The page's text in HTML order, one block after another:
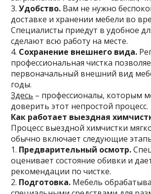
3.Удобство. Вам не нужно
доставке и хранении мебели во
Специалисты приедут в удобное
сделают всю работу на месте.
4. Сохранение внешнего вида.
профессиональная чистка
первоначальный внешний вид
годы.
Здесь – профессионалы, которым
доверить этот непростой процесс.
Как работает выездная
Процесс выездной химчистки
обычно включает следующие
1. Предварительный осмотр.
оценивает состояние обивки и
рекомендации по чистке.
2. Подготовка. Мебель